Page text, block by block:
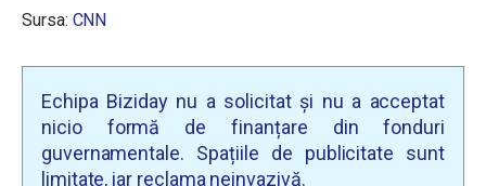
Sursa: CNN
Echipa Biziday nu a solicitat și nu a acceptat
nicio formă de finanțare din fonduri
guvernamentale. Spațiile de publicitate sunt
limitate, iar reclama neinvazivă.